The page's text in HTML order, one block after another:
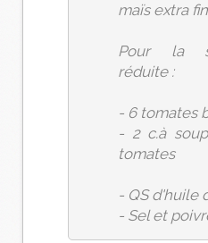
maïs extra
Pour la
réduite :
- 6 tomates
- 2 c.à
tomates
- QS d'huile
- Sel et